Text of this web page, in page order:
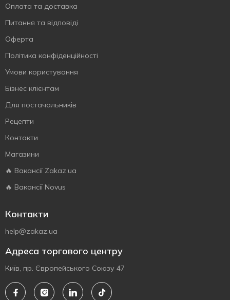
Оплата та доставка
Питання та відповіді
Оферта
Політика конфіденційності
Умови користування
Бізнес клієнтам
Для постачальників
Рецепти
Контакти
Магазини
🔥 Вакансії Zakaz.ua
🔥 Вакансії Novus
Контакти
help@zakaz.ua
Адреса торгового центру
Київ, пр. Європейського Союзу 47